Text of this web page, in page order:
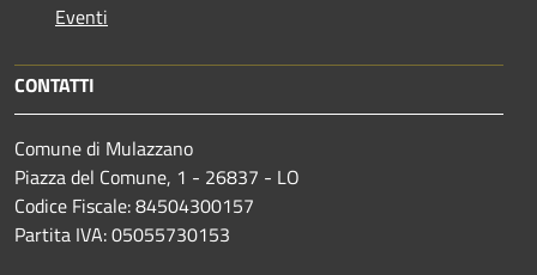
Eventi
CONTATTI
Comune di Mulazzano
Piazza del Comune, 1 - 26837 - LO
Codice Fiscale: 84504300157
Partita IVA: 05055730153